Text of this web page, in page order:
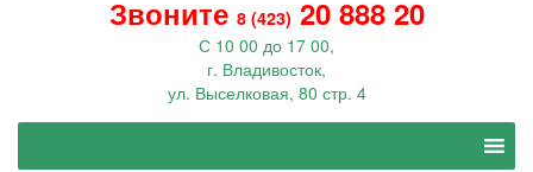
Звоните 8 (423) 20 888 20
С 10 00 до 17 00,
г. Владивосток,
ул. Выселковая, 80 стр. 4